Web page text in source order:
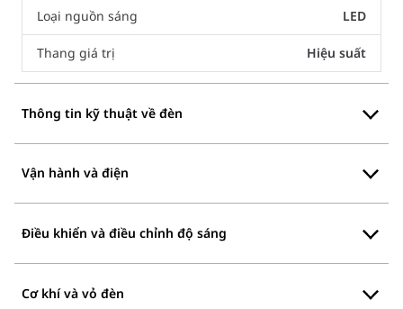
Loại nguồn sáng LED
Thang giá trị Hiệu suất
Thông tin kỹ thuật về đèn
Vận hành và điện
Điều khiển và điều chỉnh độ sáng
Cơ khí và vỏ đèn